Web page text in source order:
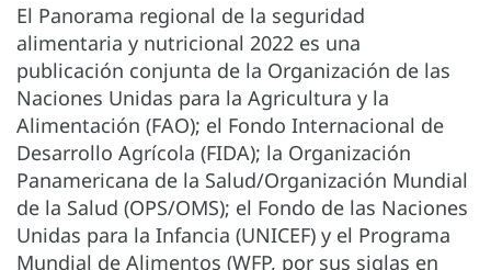
El Panorama regional de la seguridad
alimentaria y nutricional 2022 es una
publicación conjunta de la Organización de las
Naciones Unidas para la Agricultura y la
Alimentación (FAO); el Fondo Internacional de
Desarrollo Agrícola (FIDA); la Organización
Panamericana de la Salud/Organización Mundial
de la Salud (OPS/OMS); el Fondo de las Naciones
Unidas para la Infancia (UNICEF) y el Programa
Mundial de Alimentos (WFP, por sus siglas en